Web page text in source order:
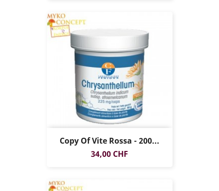
Copy Of Vite Rossa - 200...
Prezzo
34,00 CHF